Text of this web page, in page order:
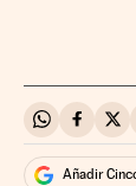
Compartir
Añadir